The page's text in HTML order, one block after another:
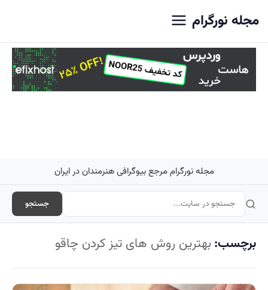
مجله نورگرام
مجله نورگرام مرجع بیوگرافی هنرمندان در ایران
جستجو
برچسب: بهترین روش های تیز کردن چاقو